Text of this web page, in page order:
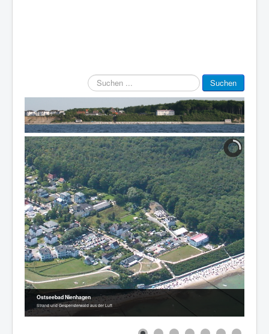
Suchen
...
Suchen
Ostseebad Nienhagen
Strand und Gespensterwald aus der Luft